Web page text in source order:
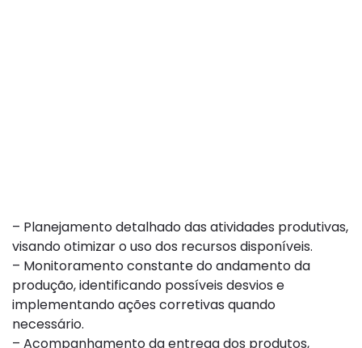
– Planejamento detalhado das atividades produtivas,
visando otimizar o uso dos recursos disponíveis.
– Monitoramento constante do andamento da
produção, identificando possíveis desvios e
implementando ações corretivas quando
necessário.
– Acompanhamento da entrega dos produtos,